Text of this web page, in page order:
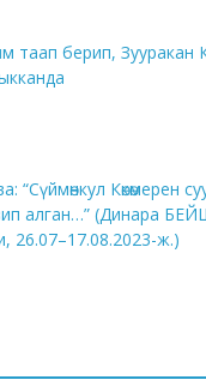
таап берип, Зууракан
Көкөмерен
алган…” (Динара
26.07–17.08.2023-ж.)